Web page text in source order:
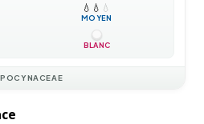
💧 💧 💧
MOYEN
BLANC